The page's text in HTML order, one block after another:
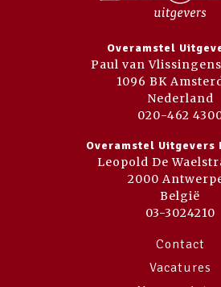
Overamstel
Paul van
1096 BK
Nederland
020-462
Overamstel Uitgevers
Leopold De
2000
België
03-3024210
Contact
Vacatures